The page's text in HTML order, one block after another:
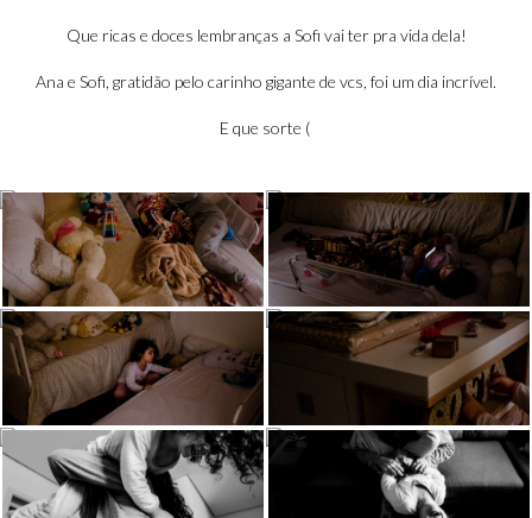
Que ricas e doces lembranças a Sofi vai ter pra vida dela!
Ana e Sofi, gratidão pelo carinho gigante de vcs, foi um dia incrível.
E que sorte (